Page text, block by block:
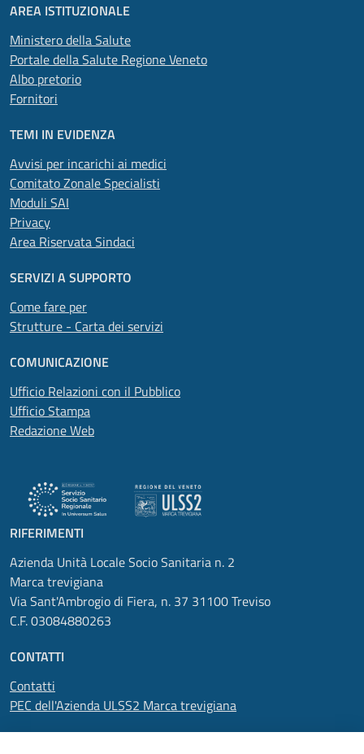
AREA ISTITUZIONALE
Ministero della Salute
Portale della Salute Regione Veneto
Albo pretorio
Fornitori
TEMI IN EVIDENZA
Avvisi per incarichi ai medici
Comitato Zonale Specialisti
Moduli SAI
Privacy
Area Riservata Sindaci
SERVIZI A SUPPORTO
Come fare per
Strutture - Carta dei servizi
COMUNICAZIONE
Ufficio Relazioni con il Pubblico
Ufficio Stampa
Redazione Web
RIFERIMENTI
Azienda Unità Locale Socio Sanitaria n. 2
Marca trevigiana
Via Sant'Ambrogio di Fiera, n. 37 31100 Treviso
C.F. 03084880263
CONTATTI
Contatti
PEC dell'Azienda ULSS2 Marca trevigiana